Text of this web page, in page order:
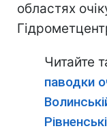
областях
Читайте
паводки